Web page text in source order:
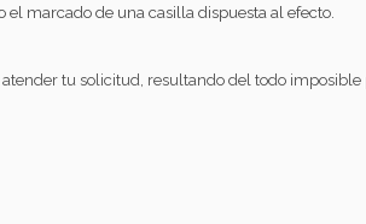
marcado de una casilla dispuesta al efecto.
tu solicitud, resultando del todo